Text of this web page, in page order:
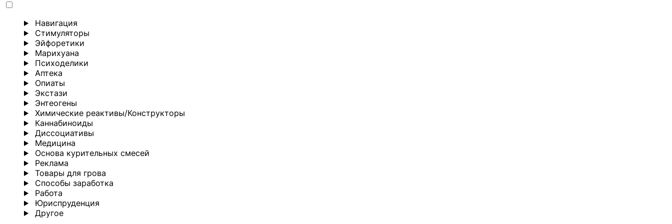
Навигация
Стимуляторы
Эйфоретики
Марихуана
Психоделики
Аптека
Опиаты
Экстази
Энтеогены
Химические реактивы/Конструкторы
Каннабиноиды
Диссоциативы
Медицина
Основа курительных смесей
Реклама
Товары для грова
Способы заработка
Работа
Юриспруденция
Другoе